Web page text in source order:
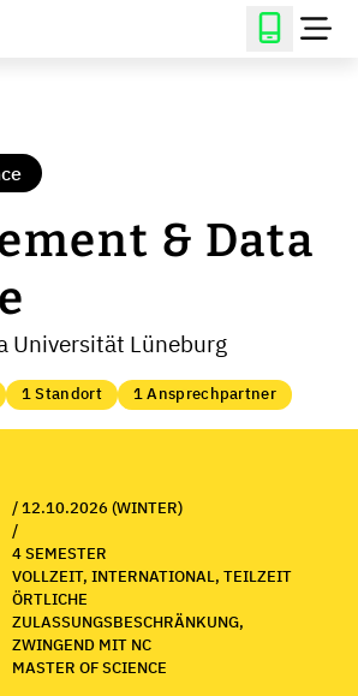
& Data
Universität Lüneburg
1 Standort 1 Ansprechpartner
/ 12.10.2026 (WINTER)
/
4 SEMESTER
VOLLZEIT, INTERNATIONAL, TEILZEIT
ÖRTLICHE
ZULASSUNGSBESCHRÄNKUNG,
ZWINGEND MIT NC
MASTER OF SCIENCE